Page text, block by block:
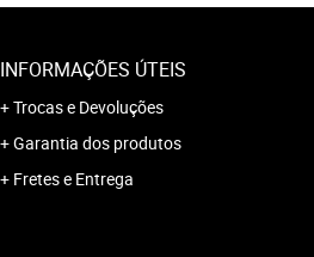
INFORMAÇÕES ÚTEIS
Trocas e Devoluções
Garantia dos produtos
Fretes e Entrega